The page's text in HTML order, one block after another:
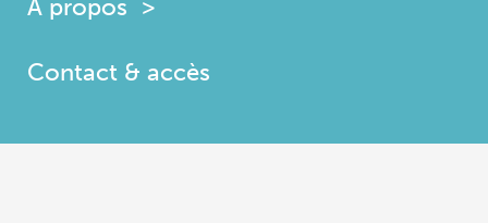
À propos
Contact & accès